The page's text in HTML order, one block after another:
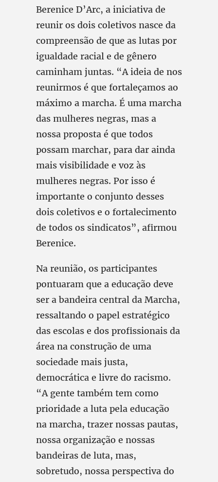
Berenice D’Arc, a iniciativa de
reunir os dois coletivos nasce da
compreensão de que as lutas por
igualdade racial e de gênero
caminham juntas. “A ideia de nos
reunirmos é que fortaleçamos ao
máximo a marcha. É uma marcha
das mulheres negras, mas a
nossa proposta é que todos
possam marchar, para dar ainda
mais visibilidade e voz às
mulheres negras. Por isso é
importante o conjunto desses
dois coletivos e o fortalecimento
de todos os sindicatos”, afirmou
Berenice.
Na reunião, os participantes
pontuaram que a educação deve
ser a bandeira central da Marcha,
ressaltando o papel estratégico
das escolas e dos profissionais da
área na construção de uma
sociedade mais justa,
democrática e livre do racismo.
“A gente também tem como
prioridade a luta pela educação
na marcha, trazer nossas pautas,
nossa organização e nossas
bandeiras de luta, mas,
sobretudo, nossa perspectiva do